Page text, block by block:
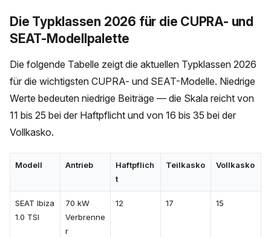
Die Typklassen 2026 für die CUPRA- und
SEAT-Modellpalette
Die folgende Tabelle zeigt die aktuellen Typklassen 2026
für die wichtigsten CUPRA- und SEAT-Modelle. Niedrige
Werte bedeuten niedrige Beiträge — die Skala reicht von
11 bis 25 bei der Haftpflicht und von 16 bis 35 bei der
Vollkasko.
Modell Antrieb
Haftpflich
t
Teilkasko Vollkasko
SEAT Ibiza
1.0 TSI
70 kW
Verbrenne
r
12 17 15